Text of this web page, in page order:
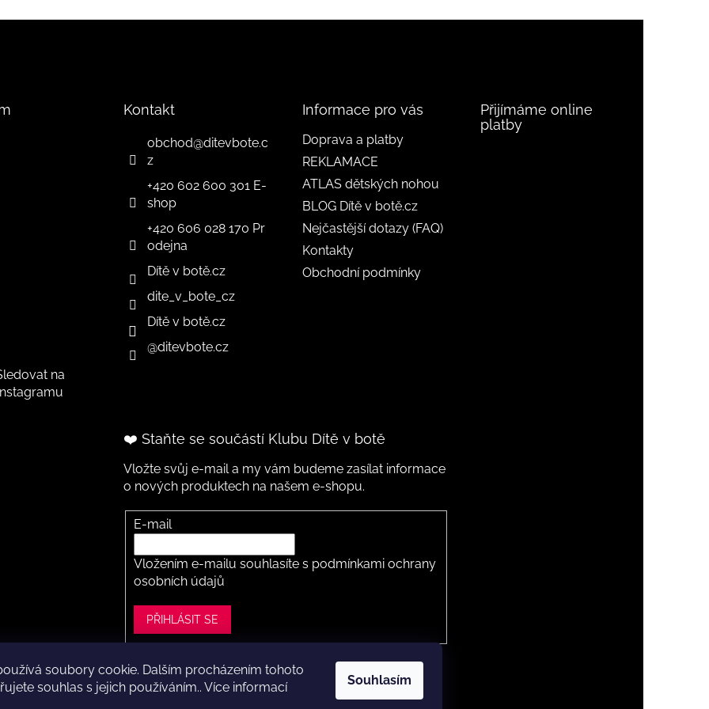
soubory cookie. Dalším procházením tohoto
souhlas s jejich používáním.. Více informací
Souhlasím
na
Instagramu
Kontakt
obchod@ditevbote.c
z
+420 602 600 301 E-
shop
+420 606 028 170 Pr
odejna
Dítě v botě.cz
dite_v_bote_cz
Dítě v botě.cz
@ditevbote.cz
Informace pro vás
Doprava a platby
REKLAMACE
ATLAS dětských nohou
BLOG Dítě v botě.cz
Nejčastější dotazy (FAQ)
Kontakty
Obchodní podmínky
Přijímáme online
platby
❤️ Staňte se součástí Klubu Dítě v botě
Vložte svůj e-mail a my vám budeme zasílat informace
o nových produktech na našem e-shopu.
E-mail
Vložením e-mailu souhlasíte s podmínkami ochrany
osobních údajů
PŘIHLÁSIT SE
2026Dítě v botě .cz. Všechna práva vyhrazena.Upravit nastavení cookies